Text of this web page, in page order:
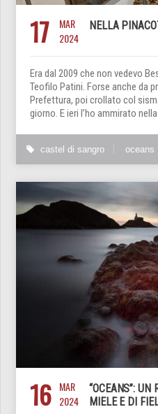
17
MAR
2024
NELLA
Era dal 2009 che non vedevo
Teofilo Patini. Forse anche da
Prefettura, poi crollato col
giorno. E ieri l’ho ammirato nella
castel di sangro oceans
16 MAR
2024
“OCEANS”: UN
MIELE E DI